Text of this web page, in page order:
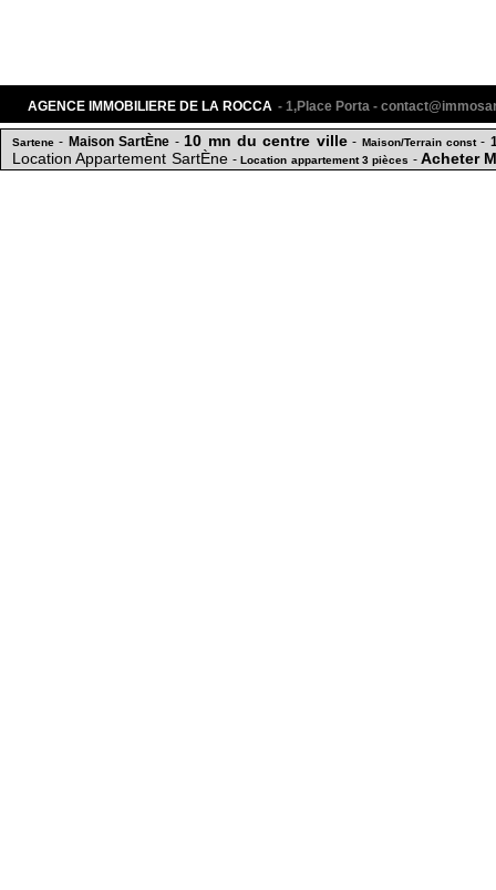
AGENCE IMMOBILIERE DE LA ROCCA - 1,Place Porta -
Sartene - Maison SartÈne -10 mn du centre ville- Maison/Terrain const-
Location Appartement SartÈne -Location appartement 3 pièces - Acheter
immobilier hyper centre PROPRIANO